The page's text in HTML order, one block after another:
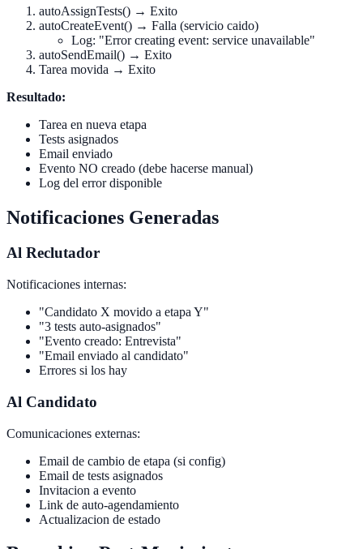
autoAssignTests() → Exito
autoCreateEvent() → Falla (servicio caido)
Log: "Error creating event: service unavailable"
autoSendEmail() → Exito
Tarea movida → Exito
Resultado:
Tarea en nueva etapa
Tests asignados
Email enviado
Evento NO creado (debe hacerse manual)
Log del error disponible
Notificaciones Generadas
Al Reclutador
Notificaciones internas:
"Candidato X movido a etapa Y"
"3 tests auto-asignados"
"Evento creado: Entrevista"
"Email enviado al candidato"
Errores si los hay
Al Candidato
Comunicaciones externas:
Email de cambio de etapa (si config)
Email de tests asignados
Invitacion a evento
Link de auto-agendamiento
Actualizacion de estado